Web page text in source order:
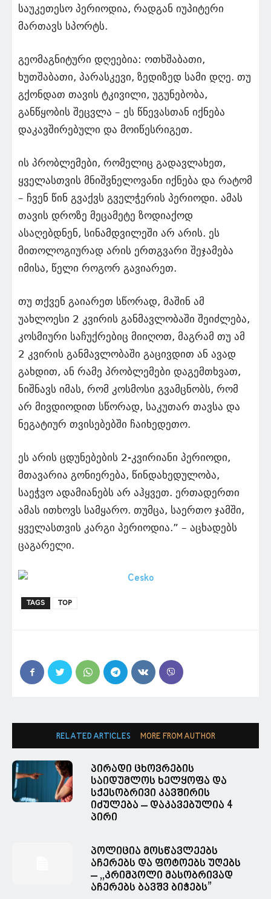
საუკეთესო პერიოდია, რადგან იუპიტერი
მართავს სპორტს.
გეომაგნიტური დღეებია: ოთხშაბათი,
ხუთშაბათი, პარასკევი, ზედიზედ სამი დღე. თუ
გქონდათ თავის ტკივილი, უგუნებობა,
განწყობის შეცვლა – ეს წნევასთან იქნება
დაკავშირებული და მოიწესრიგეთ.
ის პრობლემები, რომელიც გადავლახეთ,
ყველასთვის მნიშვნელოვანი იქნება და რატომ
– ჩვენ წინ გვაქვს გველჭერის პერიოდი. ამას
თავის დროზე მეცამეტე ზოდიაქოდ
ასაღებდნენ, სინამდვილეში არ არის. ეს
მითოლოგიურად არის ერთგვარი შეჯამება
იმისა, წელი როგორ გავიარეთ.
თუ თქვენ გაიარეთ სწორად, მაშინ ამ
უახლოესი 2 კვირის განმავლობაში შეიძლება,
კოსმიური საჩუქრებიც მიიღოთ, მაგრამ თუ ამ
2 კვირის განმავლობაში გაცივდით ან ავად
გახდით, ან რამე პრობლემები დაგემთხვათ,
ნიშნავს იმას, რომ კოსმოსი გვამცნობს, რომ
არ მივდიოდით სწორად, საკუთარ თავსა და
ნეგატიურ თვისებებში ჩაიხედეთო.
ეს არის ცდუნებების 2-კვირიანი პერიოდი,
მთავარია გონიერება, წინდახედულობა,
საეჭვო ადამიანებს არ აჰყვეთ. ერთადერთი
ამას ითხოვს სამყარო. თუმცა, საერთო ჯამში,
ყველასთვის კარგი პერიოდია.” – აცხადებს
ცაგარელი.
TAGS TOP
RELATED ARTICLES MORE FROM AUTHOR
პირადი ცხოვრების
საიდუმლოს ხელყოფა და
სქესობრივი კავშირის
იძულება – დაკავებულია 4
პირი
პოლიცია მოსწავლეებს
აჩერებს და ფოტოებს უღებს
– ,,კრიმპოლი მასობრივად
აჩერებს ბავშვ ბიჭებს”